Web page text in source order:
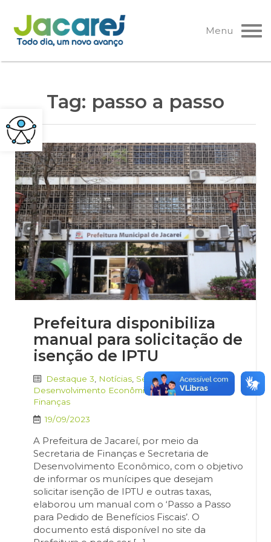
Pular
para
o
Menu
Tag: passo a passo
Prefeitura disponibiliza
manual para solicitação de
isenção de IPTU
Destaque 3 Notícias Secretaria de
Desenvolvimento Econômico,Secretaria de
Finanças
19/09/2023
A Prefeitura de Jacareí, por meio da
Secretaria de Finanças e Secretaria de
Desenvolvimento Econômico, com o objetivo
de informar os munícipes que desejam
solicitar isenção de IPTU e outras taxas,
elaborou um manual com o ‘Passo a Passo
para Pedido de Benefícios Fiscais’. O
documento está disponível no site da